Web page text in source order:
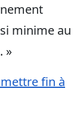
minime au
»
fin à